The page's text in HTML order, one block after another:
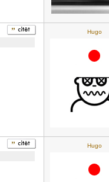
Hugo
Hugo